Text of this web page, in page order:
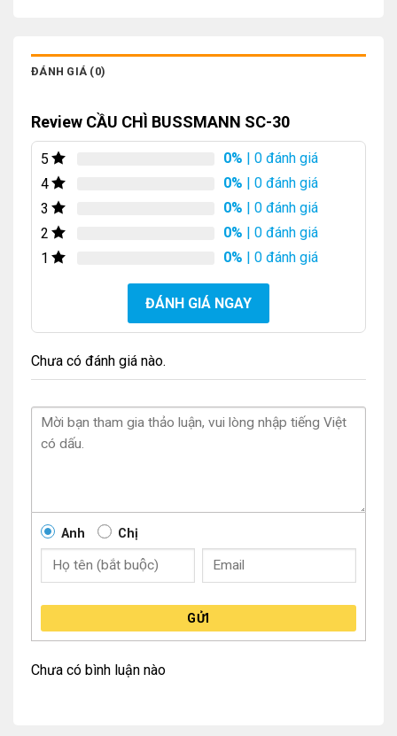
ĐÁNH GIÁ (0)
Review CẦU CHÌ BUSSMANN SC-30
5 0% | 0 đánh giá
4
0% | 0 đánh giá
3
0% | 0 đánh giá
2
0% | 0 đánh giá
1
0% | 0 đánh giá
ĐÁNH GIÁ NGAY
Chưa có đánh giá nào.
Anh Chị
GỬI
Chưa có bình luận nào